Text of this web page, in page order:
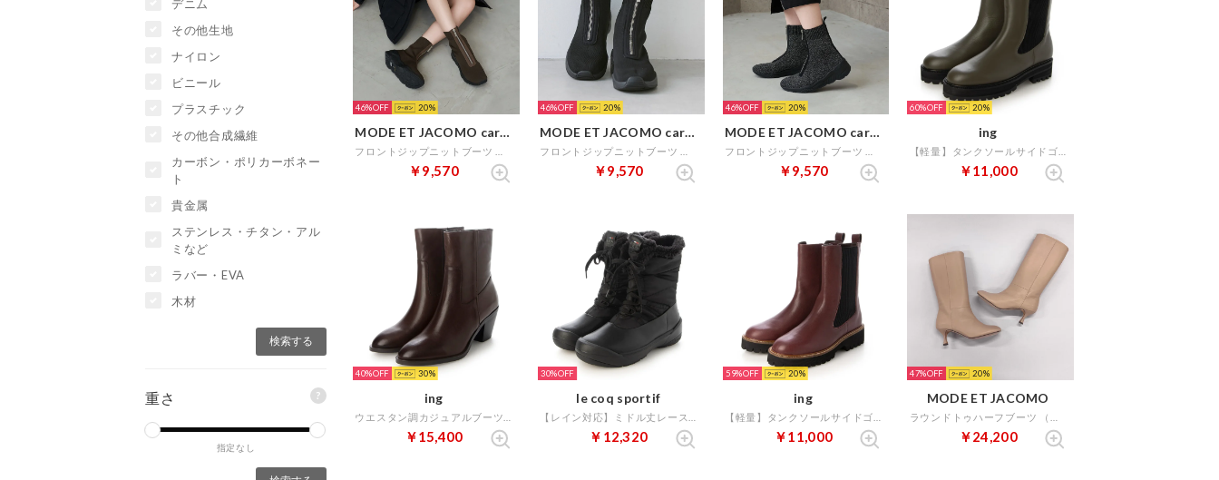
デニム
その他生地
ナイロン
ビニール
プラスチック
その他合成繊維
カーボン・ポリカーボネー
ト
貴金属
ステンレス・チタン・アル
ミなど
ラバー・EVA
木材
重さ ?
指定なし
46% 20
MODE ET JACOMO carino
￥9,570
46% 20
MODE ET JACOMO carino
￥9,570
46% 20
MODE ET JACOMO carino
￥9,570
60% 20
ing
￥11,000
40% 30
ing
￥15,400
30%
le coq sportif
￥12,320
59% 20
ing
￥11,000
47% 20
MODE ET JACOMO
￥24,200